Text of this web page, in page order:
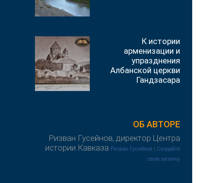
К истории
арменизации и
упразднения
Албанской церкви
Гандзасара
ОБ АВТОРЕ
Ризван Гусейнов, директор Центра
истории Кавказа Ризван Гусейнов | Создайте
свою визитку